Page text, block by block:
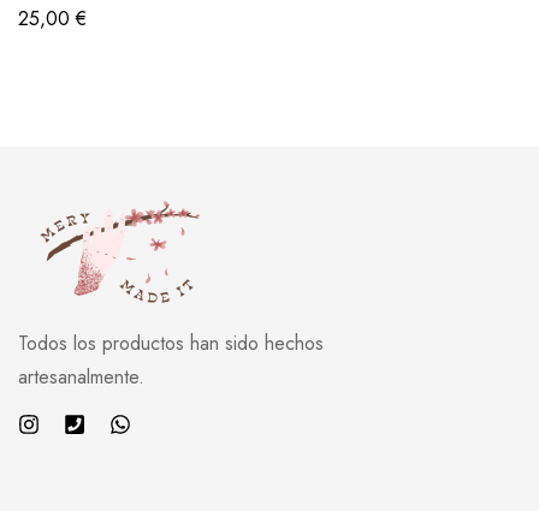
25,00€
Todos los productos han sido hechos
artesanalmente.